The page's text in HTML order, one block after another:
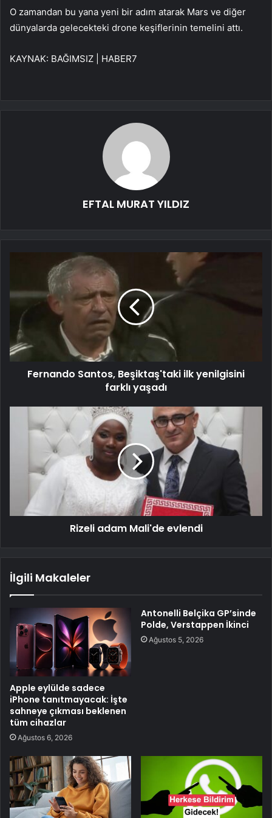
O zamandan bu yana yeni bir adım atarak Mars ve diğer
dünyalarda gelecekteki drone keşiflerinin temelini attı.
KAYNAK: BAĞIMSIZ | HABER7
EFTAL MURAT YILDIZ
Fernando Santos, Beşiktaş'taki ilk yenilgisini
farklı yaşadı
Rizeli adam Mali'de evlendi
İlgili Makaleler
Apple eylülde sadece
iPhone tanıtmayacak: İşte
sahneye çıkması beklenen
tüm cihazlar
Ağustos 6, 2026
Antonelli Belçika GP’sinde
Polde, Verstappen İkinci
Ağustos 5, 2026